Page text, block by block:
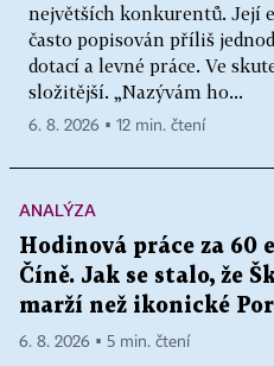
největších konkurentů. Její
často popisován příliš
dotací a levné práce. Ve
složitější. „Nazývám ho...
6. 8. 2026 ▪ 12 min. čtení
ANALÝZA
Hodinová práce za 60
Číně. Jak se stalo, že
marží než ikonické
6. 8. 2026 ▪ 5 min. čtení